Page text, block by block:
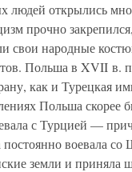
людей открылись
прочно
свои народные
Польша в XVII в.
как и Турецкая
Польша скорее
с Турцией —
постоянно воевала
земли и приняла